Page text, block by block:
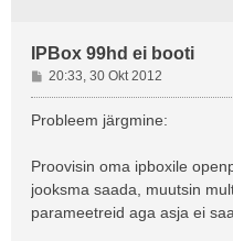
IPBox 99hd ei booti
P
o
s
t
u
s
20:33, 30 Okt 2012
Probleem järgmine:
Proovisin oma ipboxile
jooksma saada, muutsin
parameetreid aga asja ei